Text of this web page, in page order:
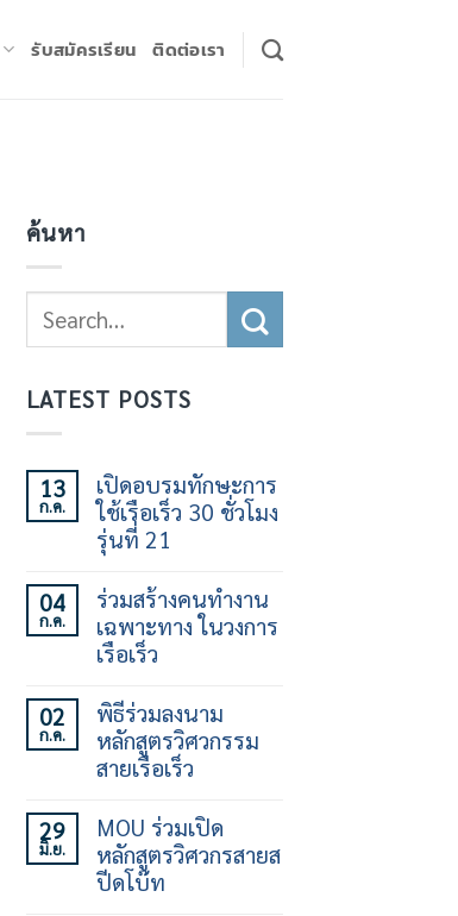
รับสมัครเรียน ติดต่อเรา
ค้นหา
LATEST POSTS
13
ก.ค.
เปิดอบรมทักษะการ
ใช้เรือเร็ว 30 ชั่วโมง
รุ่นที่ 21
ความ
เห็น
บน
เปิด
อบรม
การ
ใช้
เรือ
เร็ว
30
ที่
21
04
ก.ค.
ร่วมสร้างคนทำงาน
เฉพาะทาง ในวงการ
เรือเร็ว
ความ
เห็น
บน
ร่วม
สร้าง
เฉพาะ
ทาง
ใน
วงการ
02
ก.ค.
พิธีร่วมลงนาม
หลักสูตรวิศวกรรม
สายเรือเร็ว
เห็น
บน
พิธี
ร่วม
29
มิ.ย.
MOU ร่วมเปิด
หลักสูตรวิศวกรสายส
ปีดโบ๊ท